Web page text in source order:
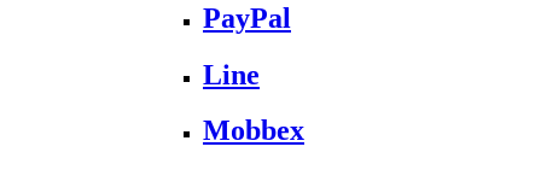
PayPal
Line
Mobbex